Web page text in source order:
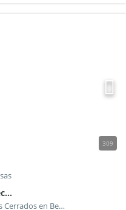
309
Altos de Hudson II Lote 140 Colectora AU la Plata ramal Mar del Plata
Altos de Hudson II, Countries y Barrios Cerrados en Berazategui